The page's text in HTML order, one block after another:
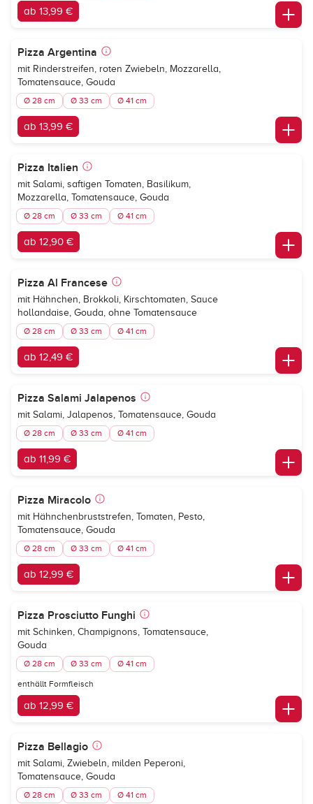
ab 13,99 €
Pizza Argentina
mit Rinderstreifen, roten Zwiebeln, Mozzarella,
Tomatensauce, Gouda
Ø 28 cm Ø 33 cm Ø 41 cm
ab 13,99 €
Pizza Italien
mit Salami, saftigen Tomaten, Basilikum,
Mozzarella, Tomatensauce, Gouda
Ø 28 cm Ø 33 cm Ø 41 cm
ab 12,90 €
Pizza Al Francese
mit Hähnchen, Brokkoli, Kirschtomaten, Sauce
hollandaise, Gouda, ohne Tomatensauce
Ø 28 cm Ø 33 cm Ø 41 cm
ab 12,49 €
Pizza Salami Jalapenos
mit Salami, Jalapenos, Tomatensauce, Gouda
Ø 28 cm Ø 33 cm Ø 41 cm
ab 11,99 €
Pizza Miracolo
mit Hähnchenbruststrefen, Tomaten, Pesto,
Tomatensauce, Gouda
Ø 28 cm Ø 33 cm Ø 41 cm
ab 12,99 €
Pizza Prosciutto Funghi
mit Schinken, Champignons, Tomatensauce,
Gouda
Ø 28 cm Ø 33 cm Ø 41 cm
enthällt Formfleisch
ab 12,99 €
Pizza Bellagio
mit Salami, Zwiebeln, milden Peperoni,
Tomatensauce, Gouda
Ø 28 cm Ø 33 cm Ø 41 cm